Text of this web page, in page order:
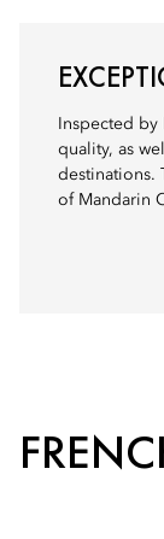
Inspected
quality, as
destinations.
of Mandarin